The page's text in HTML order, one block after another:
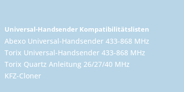
Universal-Handsender Kompatibilitätslisten
Abexo Universal-Handsender 433-868 MHz
Torix Universal-Handsender 433-868 MHz
Torix Quartz Anleitung 26/27/40 MHz
KFZ-Cloner